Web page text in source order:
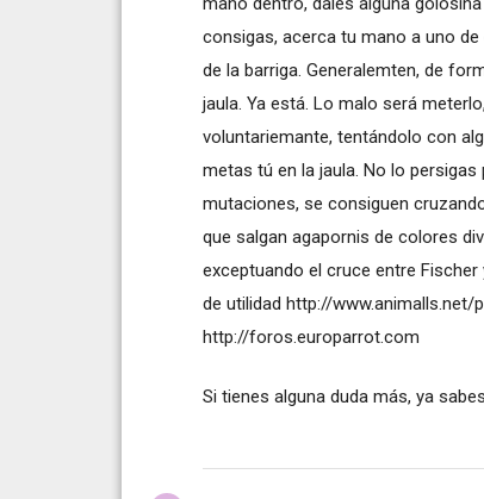
consigas, acerca tu mano a uno
de la barriga. Generalemten, de
jaula. Ya está. Lo malo será
voluntariemante, tentándolo con
metas tú en la jaula. No lo
mutaciones, se consiguen
que salgan agapornis de colores
exceptuando el cruce entre
de utilidad http://www.animalls.net/
http://foros.europarrot.com
Si tienes alguna duda más, ya